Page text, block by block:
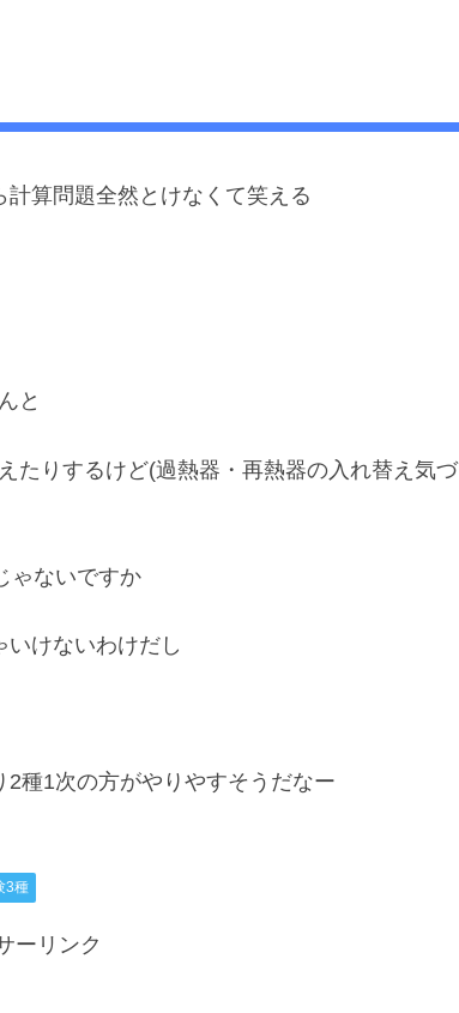
算問題全然とけなくて笑える
と
たりするけど(過熱器・再熱器の入れ替え気づ
ゃないですか
けないわけだし
種1次の方がやりやすそうだなー
3種
ーリンク